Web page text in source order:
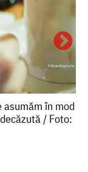
în mod
/ Foto: